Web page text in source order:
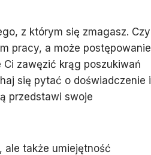
z którym się zmagasz. Czy
pracy, a może postępowanie
Ci zawęzić krąg poszukiwań
się pytać o doświadczenie i
przedstawi swoje
ale także umiejętność